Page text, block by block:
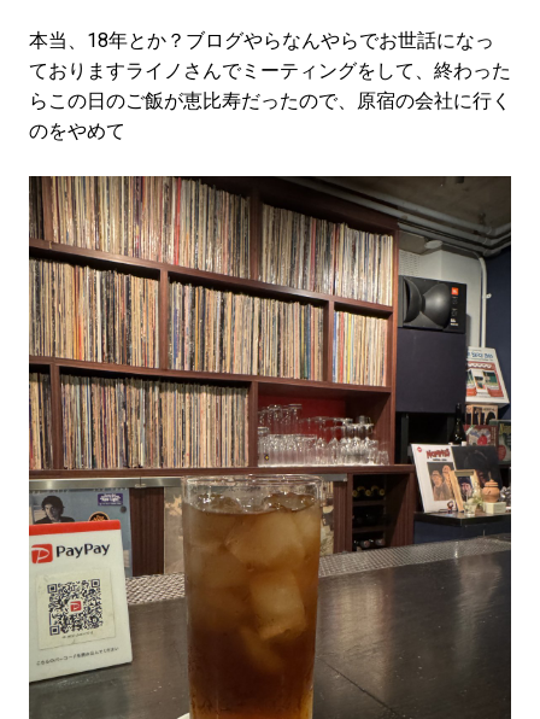
本当、18年とか？ブログやらなんやらでお世話になっ
ておりますライノさんでミーティングをして、終わった
らこの日のご飯が恵比寿だったので、原宿の会社に行く
のをやめて